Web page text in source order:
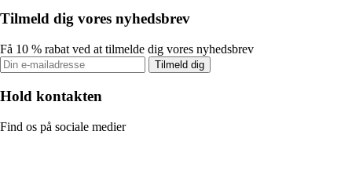
Tilmeld dig vores nyhedsbrev
Få 10 % rabat ved at tilmelde dig vores nyhedsbrev
Tilmeld dig
Hold kontakten
Find os på sociale medier